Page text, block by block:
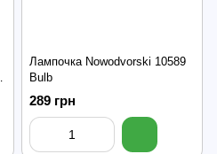
Лампочка Nowodvorski 10589
Bulb
289 грн